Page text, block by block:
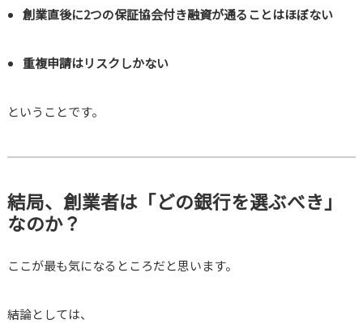
創業直後に2つの保証協会付き融資が通ることはほぼない
重複申請はリスクしかない
ということです。
結局、創業者は「どの銀行を選ぶべき」
なのか？
ここが最も気になるところだと思います。
結論としては、